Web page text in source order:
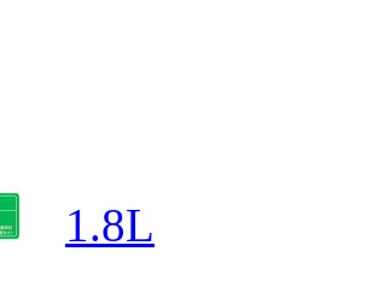
1.8L